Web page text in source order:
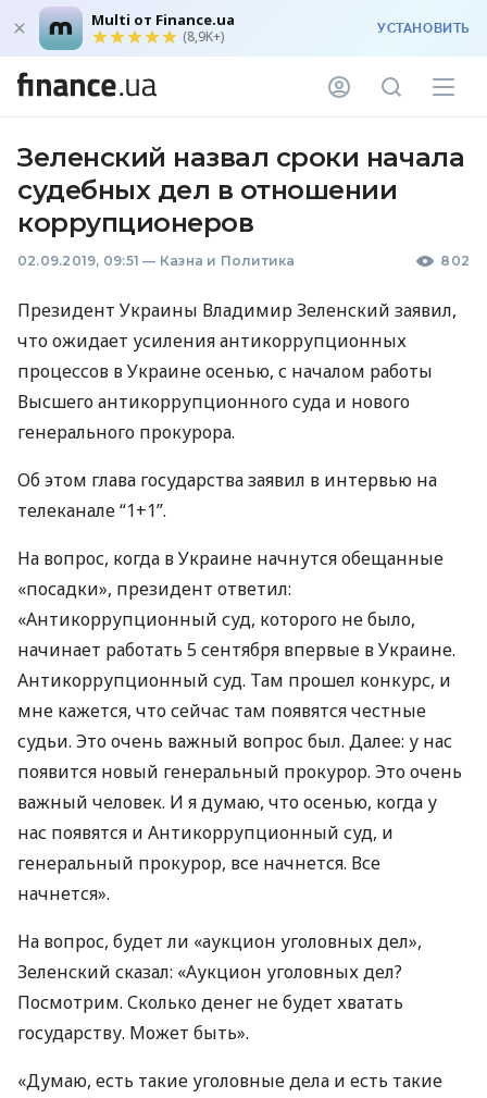
Multi от Finance.ua
(8,9K+) УСТАНОВИТЬ
Зеленский назвал сроки начала
судебных дел в отношении
коррупционеров
02.09.2019, 09:51 — Казна и Политика 802
Президент Украины Владимир Зеленский заявил,
что ожидает усиления антикоррупционных
процессов в Украине осенью, с началом работы
Высшего антикоррупционного суда и нового
генерального прокурора.
Об этом глава государства заявил в интервью на
телеканале “1+1”.
На вопрос, когда в Украине начнутся обещанные
«посадки», президент ответил:
«Антикоррупционный суд, которого не было,
начинает работать 5 сентября впервые в Украине.
Антикоррупционный суд. Там прошел конкурс, и
мне кажется, что сейчас там появятся честные
судьи. Это очень важный вопрос был. Далее: у нас
появится новый генеральный прокурор. Это очень
важный человек. И я думаю, что осенью, когда у
нас появятся и Антикоррупционный суд, и
генеральный прокурор, все начнется. Все
начнется».
На вопрос, будет ли «аукцион уголовных дел»,
Зеленский сказал: «Аукцион уголовных дел?
Посмотрим. Сколько денег не будет хватать
государству. Может быть».
«Думаю, есть такие уголовные дела и есть такие